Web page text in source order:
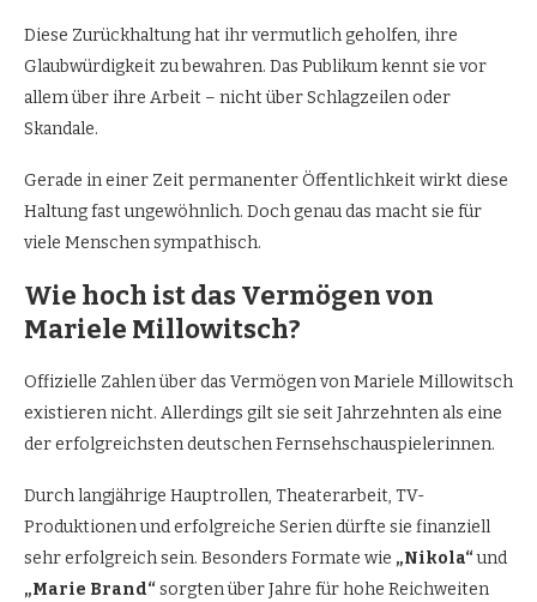
Diese Zurückhaltung hat ihr vermutlich geholfen, ihre
Glaubwürdigkeit zu bewahren. Das Publikum kennt sie vor
allem über ihre Arbeit – nicht über Schlagzeilen oder
Skandale.
Gerade in einer Zeit permanenter Öffentlichkeit wirkt diese
Haltung fast ungewöhnlich. Doch genau das macht sie für
viele Menschen sympathisch.
Wie hoch ist das Vermögen von
Mariele Millowitsch?
Offizielle Zahlen über das Vermögen von Mariele Millowitsch
existieren nicht. Allerdings gilt sie seit Jahrzehnten als eine
der erfolgreichsten deutschen Fernsehschauspielerinnen.
Durch langjährige Hauptrollen, Theaterarbeit, TV-
Produktionen und erfolgreiche Serien dürfte sie finanziell
sehr erfolgreich sein. Besonders Formate wie „Nikola“und
„Marie Brand“ sorgten über Jahre für hohe Reichweiten